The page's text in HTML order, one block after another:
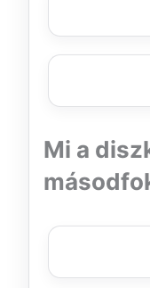
Mi a